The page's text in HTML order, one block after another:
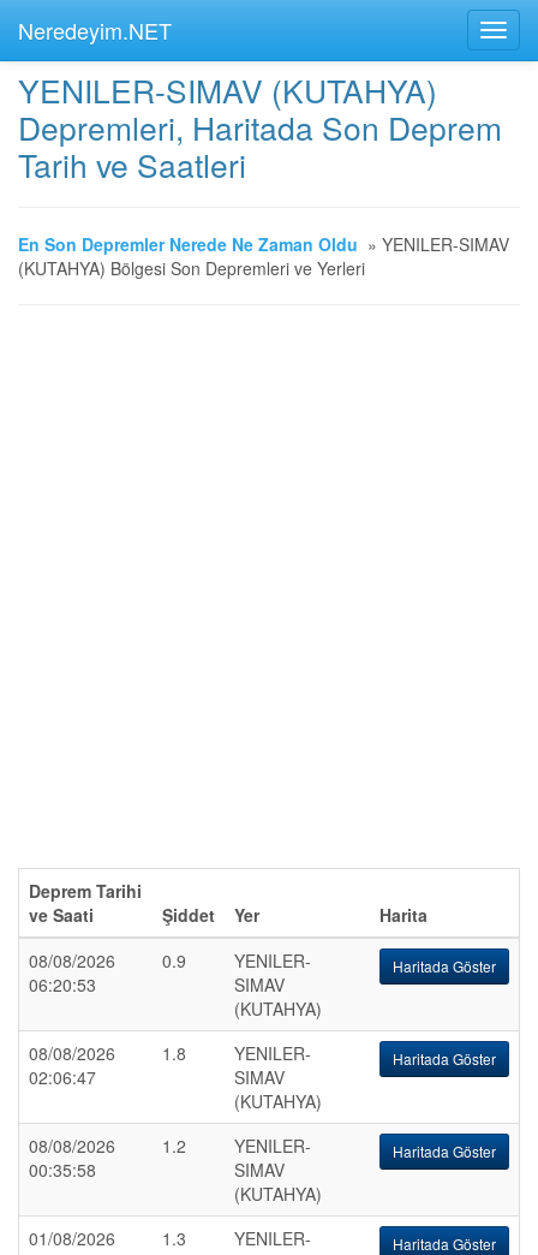
Neredeyim.NET
YENILER-SIMAV (KUTAHYA)
Depremleri, Haritada Son Deprem
Tarih ve Saatleri
En Son Depremler Nerede Ne Zaman Oldu » YENILER-SIMAV
(KUTAHYA) Bölgesi Son Depremleri ve Yerleri
Deprem Tarihi
ve Saati
Şiddet Yer
Harita
08/08/2026
06:20:53
0.9
YENILER-
SIMAV
(KUTAHYA)
Haritada Göster
08/08/2026
02:06:47
1.8
YENILER-
SIMAV
(KUTAHYA)
Haritada Göster
08/08/2026
00:35:58
1.2
YENILER-
SIMAV
(KUTAHYA)
Haritada Göster
01/08/2026
1.3
YENILER-
Haritada Göster